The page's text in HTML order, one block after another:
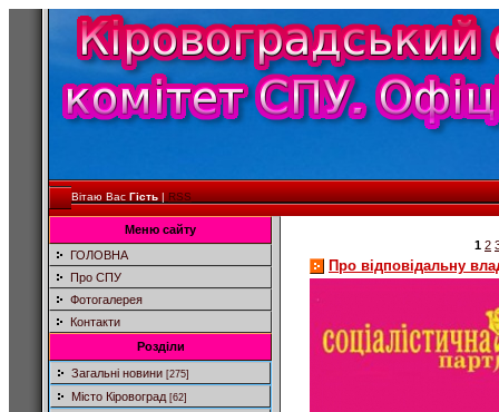
Вітаю Вас Гість|RSS
Меню сайту
ГОЛОВНА
Про СПУ
Фотогалерея
Контакти
Розділи
Загальні новини [275]
Місто Кіровоград [62]
1 2
Про відповідальну